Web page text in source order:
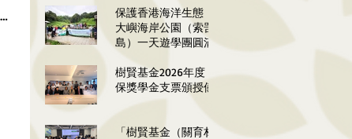
禮圓滿舉行
保護香港海洋生態：南
大嶼海岸公園（索罟群
島）一天遊學團圓滿舉
樹賢基金2026年度 環
保獎學金支票頒授儀式
「樹賢基金（關育材、